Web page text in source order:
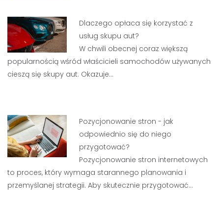
Dlaczego opłaca się korzystać z
usług skupu aut?
W chwili obecnej coraz większą
popularnością wśród właścicieli samochodów używanych
cieszą się skupy aut. Okazuje…
Pozycjonowanie stron - jak
odpowiednio się do niego
przygotować?
Pozycjonowanie stron internetowych
to proces, który wymaga starannego planowania i
przemyślanej strategii. Aby skutecznie przygotować…